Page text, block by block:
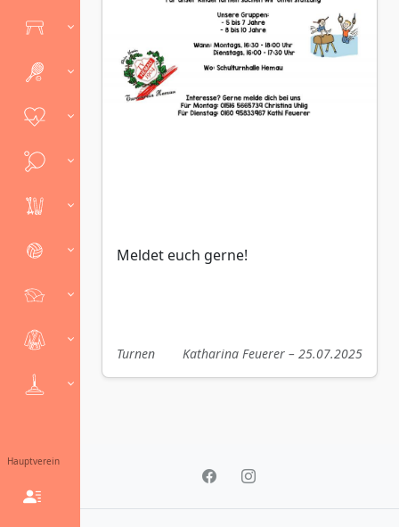
Hauptverein
Meldet euch gerne!
Turnen Katharina Feuerer – 25.07.2025